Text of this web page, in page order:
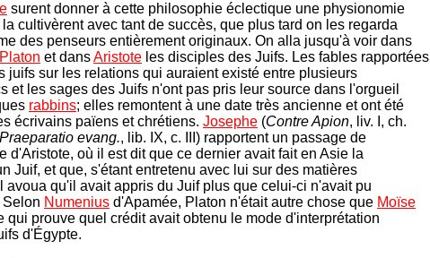
surent donner à cette philosophie éclectique une physionomie
cultivèrent avec tant de succès, que plus tard on les regarda
des penseurs entièrement originaux. On alla jusqu'à voir dans
Platon et dansAristote les disciples des Juifs. Les fables rapportées
juifs sur les relations qui auraient existé entre plusieurs
et les sages des Juifs n'ont pas pris leur source dans l'orgueil
rabbins; elles remontent à une date très ancienne et ont été
écrivains païens et chrétiens. Josephe (Contre Apion, liv. I, ch.
Praeparatio evang., lib. IX, c. III) rapportent un passage de
d'Aristote, où il est dit que ce dernier avait fait en Asie la
Juif, et que, s'étant entretenu avec lui sur des matières
avoua qu'il avait appris du Juif plus que celui-ci n'avait pu
Numenius d'Apamée, Platon n'était autre chose que Moïse
qui prouve quel crédit avait obtenu le mode d'interprétation
d'Égypte.